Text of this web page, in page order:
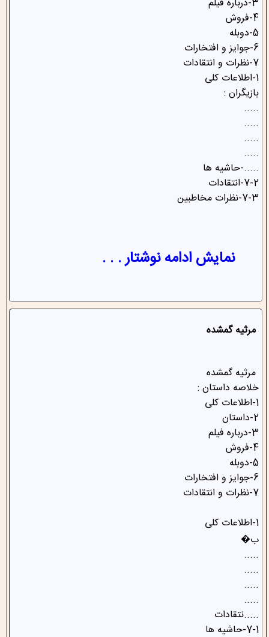
3-درباره فیلم
4-فروش
5-دوبله
6-جوایز و افتخارات
7-نظرات و انتقادات
1-اطلاعات کلی
بازیگران :
.....
.....
.....
.....
.....-حاشیه ها
7-2-انتقادات
7-3-نظرات مخاطبین
نمایش ادامه نوشتار . . .
مرثیه گمشده
مرثیه گمشده
خلاصه داستان :
1-اطلاعات کلی
2-داستان
3-درباره فیلم
4-فروش
5-دوبله
6-جوایز و افتخارات
7-نظرات و انتقادات
1-اطلاعات کلی
ب�
.....
.....
.....
.....
.....نتقادات
7-1-حاشیه ها